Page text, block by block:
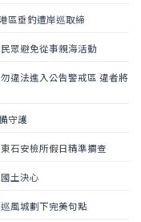
區垂釣遭岸巡取締
眾避免從事親海活動
違法進入公告警戒區 違者將
守護
石安檢所假日精準攔查
土決心
風城劃下完美句點